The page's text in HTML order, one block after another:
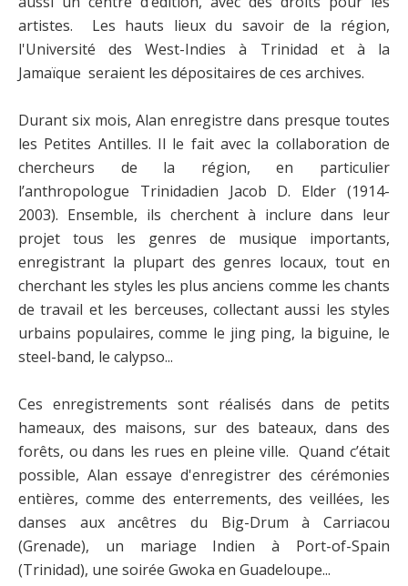
artistes. Les hauts lieux du savoir de la région,
l'Université des West-Indies à Trinidad et à la
Jamaïque seraient les dépositaires de ces archives.
Durant six mois, Alan enregistre dans presque toutes
les Petites Antilles. Il le fait avec la collaboration de
chercheurs de la région, en particulier
l’anthropologue Trinidadien Jacob D. Elder (1914-
2003). Ensemble, ils cherchent à inclure dans leur
projet tous les genres de musique importants,
enregistrant la plupart des genres locaux, tout en
cherchant les styles les plus anciens comme les chants
de travail et les berceuses, collectant aussi les styles
urbains populaires, comme le jing ping, la biguine, le
steel-band, le calypso...
Ces enregistrements sont réalisés dans de petits
hameaux, des maisons, sur des bateaux, dans des
forêts, ou dans les rues en pleine ville. Quand c’était
possible, Alan essaye d'enregistrer des cérémonies
entières, comme des enterrements, des veillées, les
danses aux ancêtres du Big-Drum à Carriacou
(Grenade), un mariage Indien à Port-of-Spain
(Trinidad), une soirée Gwoka en Guadeloupe...